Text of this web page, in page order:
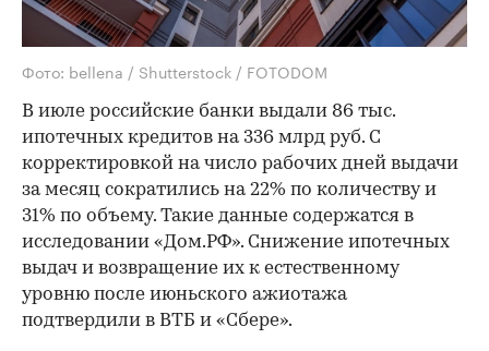
Фото: bellena / Shutterstock / FOTODOM
В июле российские банки выдали 86 тыс.
ипотечных кредитов на 336 млрд руб. С
корректировкой на число рабочих дней выдачи
за месяц сократились на 22% по количеству и
31% по объему. Такие данные содержатся в
исследовании «Дом.РФ». Снижение ипотечных
выдач и возвращение их к естественному
уровню после июньского ажиотажа
подтвердили в ВТБ и «Сбере».